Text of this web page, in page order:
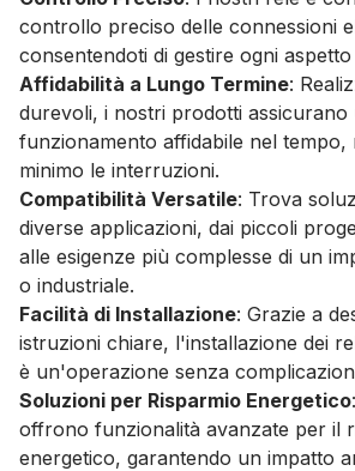
controllo preciso delle connessioni
consentendoti di gestire ogni
Affidabilità a Lungo Termine:
durevoli, i nostri prodotti assicurano
funzionamento affidabile nel tempo,
minimo le interruzioni.
Compatibilità Versatile: Trova
diverse applicazioni, dai piccoli
alle esigenze più complesse di un
o industriale.
Facilità di Installazione: Grazie a
istruzioni chiare, l'installazione dei
è un'operazione senza
Soluzioni per Risparmio Energetico
offrono funzionalità avanzate per il
energetico, garantendo un impatto